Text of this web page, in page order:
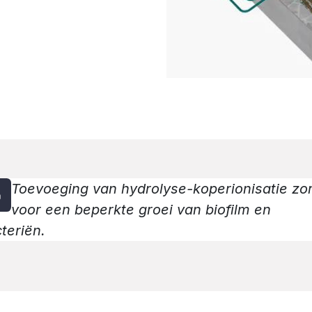
Toevoeging van hydrolyse-koperionisatie
voor een beperkte groei van biofilm en